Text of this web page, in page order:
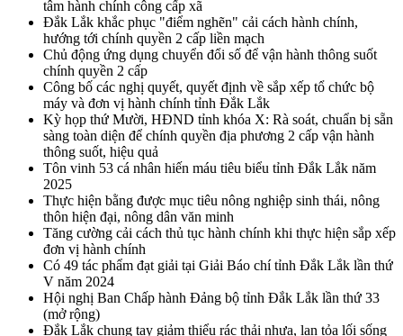
tâm hành chính công cấp xã
Đắk Lắk khắc phục "điểm nghẽn" cải cách hành chính,
hướng tới chính quyền 2 cấp liền mạch
Chủ động ứng dụng chuyển đổi số để vận hành thông suốt
chính quyền 2 cấp
Công bố các nghị quyết, quyết định về sắp xếp tổ chức bộ
máy và đơn vị hành chính tỉnh Đắk Lắk
Kỳ họp thứ Mười, HĐND tỉnh khóa X: Rà soát, chuẩn bị sẵn
sàng toàn diện để chính quyền địa phương 2 cấp vận hành
thông suốt, hiệu quả
Tôn vinh 53 cá nhân hiến máu tiêu biểu tỉnh Đắk Lắk năm
2025
Thực hiện bằng được mục tiêu nông nghiệp sinh thái, nông
thôn hiện đại, nông dân văn minh
Tăng cường cải cách thủ tục hành chính khi thực hiện sắp xếp
đơn vị hành chính
Có 49 tác phẩm đạt giải tại Giải Báo chí tỉnh Đắk Lắk lần thứ
V năm 2024
Hội nghị Ban Chấp hành Đảng bộ tỉnh Đắk Lắk lần thứ 33
(mở rộng)
Đắk Lắk chung tay giảm thiểu rác thải nhựa, lan tỏa lối sống